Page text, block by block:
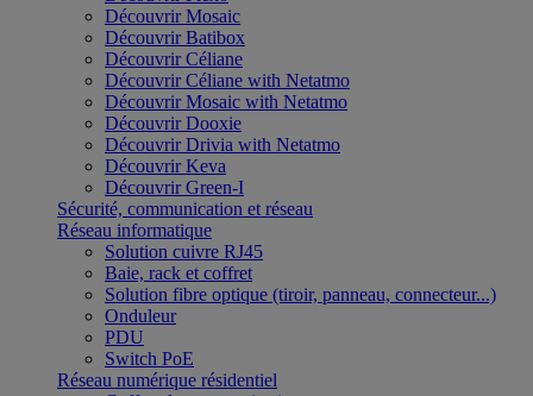
Découvrir Mosaic
Découvrir Batibox
Découvrir Céliane
Découvrir Céliane with Netatmo
Découvrir Mosaic with Netatmo
Découvrir Dooxie
Découvrir Drivia with Netatmo
Découvrir Keva
Découvrir Green-I
Sécurité, communication et réseau
Réseau informatique
Solution cuivre RJ45
Baie, rack et coffret
Solution fibre optique (tiroir, panneau, connecteur...)
Onduleur
PDU
Switch PoE
Réseau numérique résidentiel